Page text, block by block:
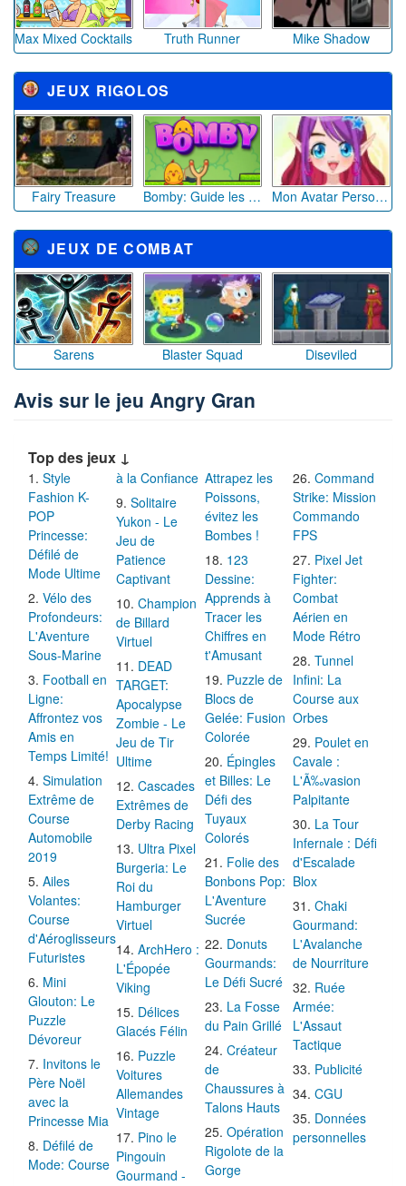
Max Mixed Cocktails Truth Runner Mike Shadow
JEUX RIGOLOS
Fairy Treasure Bomby: Guide les Poussins vers leur Nid Mon Avatar Personnel
JEUX DE COMBAT
Sarens Blaster Squad Diseviled
Avis sur le jeu Angry Gran
Top des jeux ↓
Style
Fashion K-
POP
Princesse:
Défilé de
Mode Ultime
Vélo des
Profondeurs:
L'Aventure
Sous-Marine
Football en
Ligne:
Affrontez vos
Amis en
Temps Limité!
Simulation
Extrême de
Course
Automobile
2019
Ailes
Volantes:
Course
d'Aéroglisseurs
Futuristes
Mini
Glouton: Le
Puzzle
Dévoreur
Invitons le
Père Noël
avec la
Princesse Mia
Défilé de
Mode: Course
à la Confiance
Solitaire
Yukon - Le
Jeu de
Patience
Captivant
Champion
de Billard
Virtuel
DEAD
TARGET:
Apocalypse
Zombie - Le
Jeu de Tir
Ultime
Cascades
Extrêmes de
Derby Racing
Ultra Pixel
Burgeria: Le
Roi du
Hamburger
Virtuel
ArchHero :
L'Épopée
Viking
Délices
Glacés Félin
Puzzle
Voitures
Allemandes
Vintage
Pino le
Pingouin
Gourmand -
Attrapez les
Poissons,
évitez les
Bombes !
123
Dessine:
Apprends à
Tracer les
Chiffres en
t'Amusant
Puzzle de
Blocs de
Gelée: Fusion
Colorée
Épingles
et Billes: Le
Défi des
Tuyaux
Colorés
Folie des
Bonbons Pop:
L'Aventure
Sucrée
Donuts
Gourmands:
Le Défi Sucré
La Fosse
du Pain Grillé
Créateur
de
Chaussures à
Talons Hauts
Opération
Rigolote de la
Gorge
Command
Strike: Mission
Commando
FPS
Pixel Jet
Fighter:
Combat
Aérien en
Mode Rétro
Tunnel
Infini: La
Course aux
Orbes
Poulet en
Cavale :
L'Ã‰vasion
Palpitante
La Tour
Infernale : Défi
d'Escalade
Blox
Chaki
Gourmand:
L'Avalanche
de Nourriture
Ruée
Armée:
L'Assaut
Tactique
Publicité
CGU
Données
personnelles